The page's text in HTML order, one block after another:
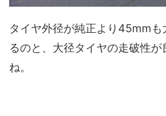
タイヤ外径が純正より45mmも
るのと、大径タイヤの走破性
ね。